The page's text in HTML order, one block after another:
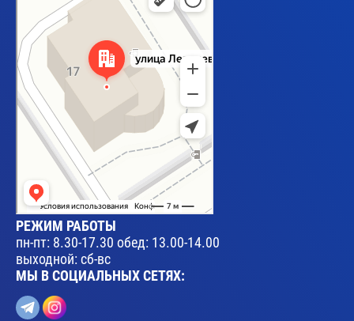
РЕЖИМ РАБОТЫ
пн-пт: 8.30-17.30 обед: 13.00-14.00
выходной: сб-вс
МЫ В СОЦИАЛЬНЫХ СЕТЯХ: